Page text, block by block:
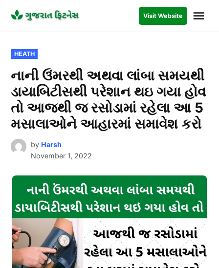
content
FITNESS
Visit Website
POSTED
IN
HEATH
નાની ઉંમરથી અથવા લાંબા સમયથી
ડાયાબિટીસથી પરેશાન થઇ ગયા હોવ
તો આજથી જ રસોડામાં રહેલા આ 5
મસાલાઓને આહારમાં સમાવેશ કરો
by Harsh
November 1, 2022